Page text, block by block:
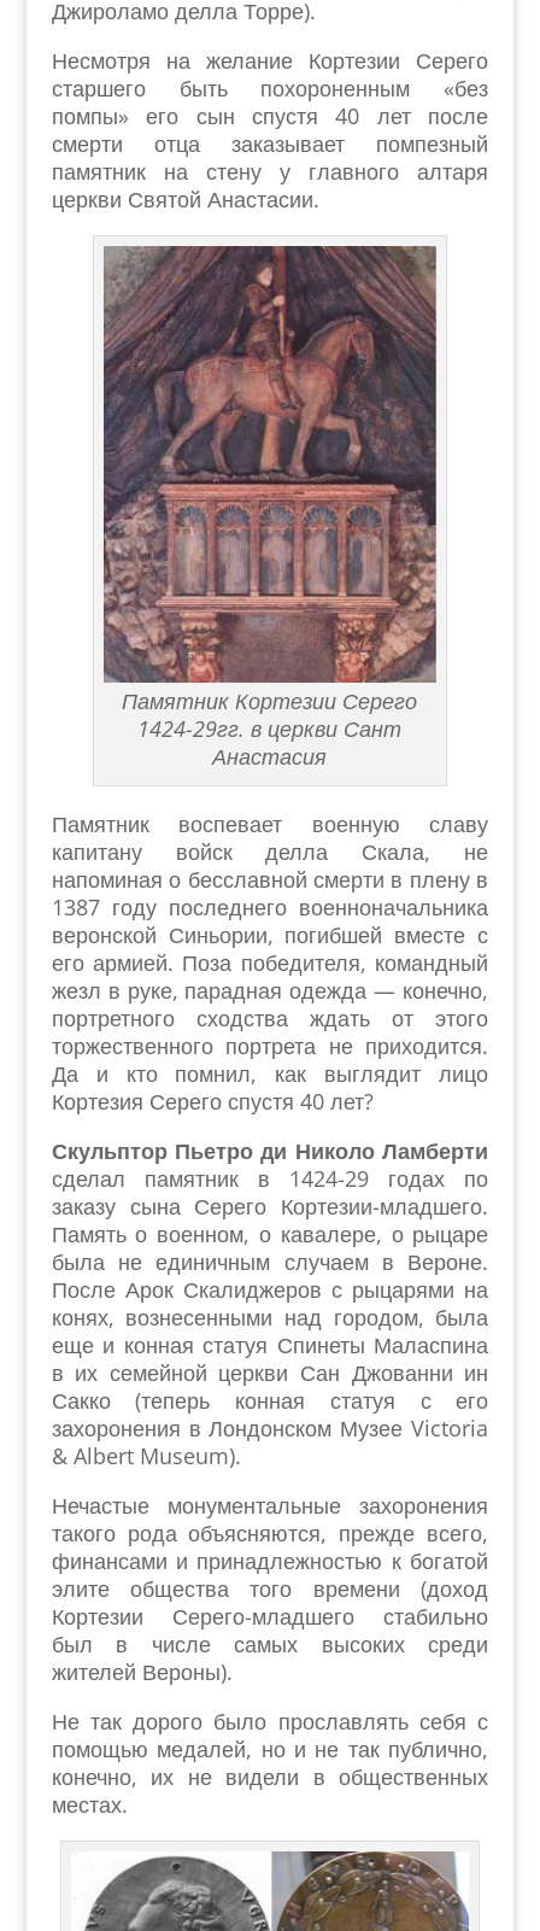
Джироламо делла Торре).
Несмотря на желание Кортезии Серего
старшего быть похороненным «без
помпы» его сын спустя 40 лет после
смерти отца заказывает помпезный
памятник на стену у главного алтаря
церкви Святой Анастасии.
Памятник Кортезии Серего
1424-29гг. в церкви Сант
Анастасия
Памятник воспевает военную славу
капитану войск делла Скала, не
напоминая о бесславной смерти в плену в
1387 году последнего военноначальника
веронской Синьории, погибшей вместе с
его армией. Поза победителя, командный
жезл в руке, парадная одежда — конечно,
портретного сходства ждать от этого
торжественного портрета не приходится.
Да и кто помнил, как выглядит лицо
Кортезия Серего спустя 40 лет?
Скульптор Пьетро ди Николо Ламберти
сделал памятник в 1424-29 годах по
заказу сына Серего Кортезии-младшего.
Память о военном, о кавалере, о рыцаре
была не единичным случаем в Вероне.
После Арок Скалиджеров с рыцарями на
конях, вознесенными над городом, была
еще и конная статуя Спинеты Маласпина
в их семейной церкви Сан Джованни ин
Сакко (теперь конная статуя с его
захоронения в Лондонском Музее Victoria
& Albert Museum).
Нечастые монументальные захоронения
такого рода объясняются, прежде всего,
финансами и принадлежностью к богатой
элите общества того времени (доход
Кортезии Серего-младшего стабильно
был в числе самых высоких среди
жителей Вероны).
Не так дорого было прославлять себя с
помощью медалей, но и не так публично,
конечно, их не видели в общественных
местах.